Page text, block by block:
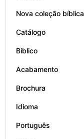
Nova coleção bíblica
Catálogo
Bíblico
Acabamento
Brochura
Idioma
Português